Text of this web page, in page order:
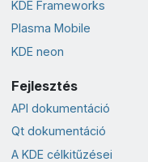
KDE Frameworks
Plasma Mobile
KDE neon
Fejlesztés
API dokumentáció
Qt dokumentáció
A KDE célkitűzései